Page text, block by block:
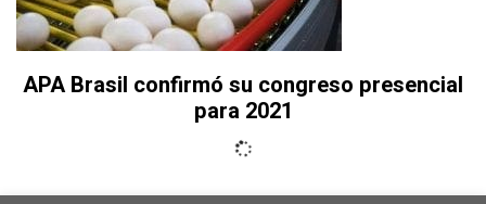
APA Brasil confirmó su congreso presencial
para 2021